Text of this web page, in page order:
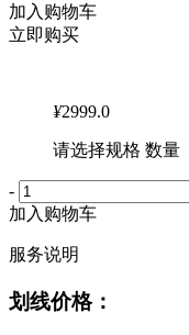
加入购物车
立即购买
¥2999.0
请选择规格 数量
-
加入购物车
服务说明
划线价格：